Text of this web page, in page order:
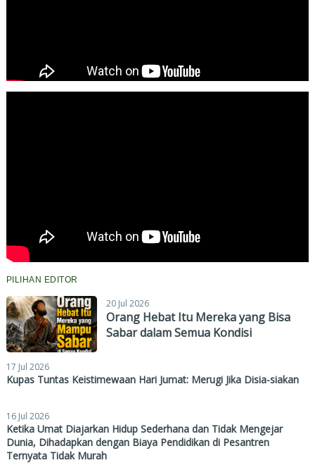
PILIHAN EDITOR
20 Jul 2026
Orang Hebat Itu Mereka yang Bisa
Sabar dalam Semua Kondisi
17 Jul 2026
Kupas Tuntas Keistimewaan Hari Jumat: Merugi Jika Disia-siakan
16 Jul 2026
Ketika Umat Diajarkan Hidup Sederhana dan Tidak Mengejar
Dunia, Dihadapkan dengan Biaya Pendidikan di Pesantren
Ternyata Tidak Murah